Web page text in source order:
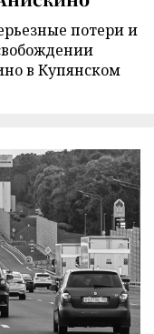
потери и
в Купянском